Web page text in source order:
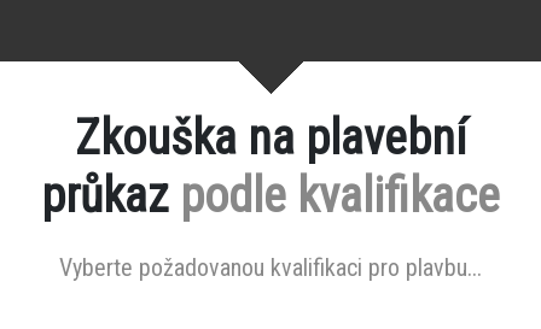
Zkouška na plavební
průkaz podle kvalifikace
Vyberte požadovanou kvalifikaci pro plavbu...